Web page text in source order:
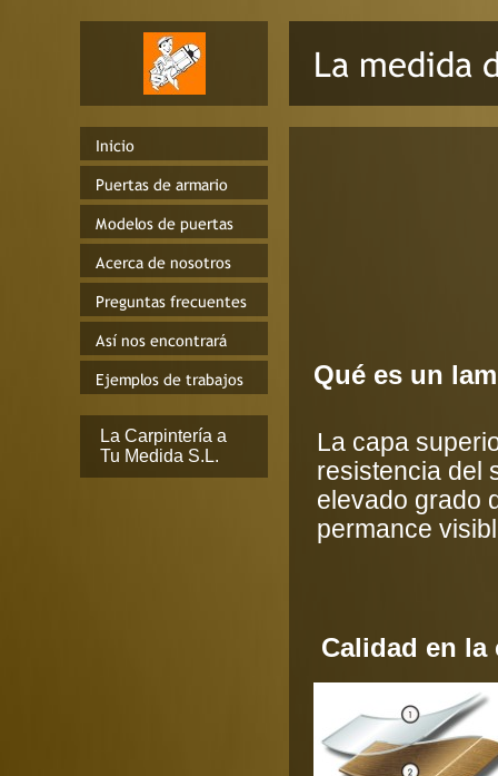
La Carpintería a
Tu Medida S.L.
Qué es un
La capa
resistencia del
elevado grado
permance
Calidad en la